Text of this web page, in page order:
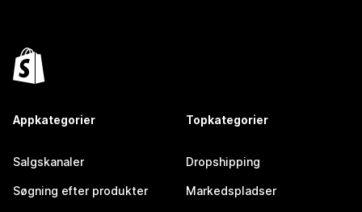
Appkategorier
Salgskanaler
Søgning efter produkter
Topkategorier
Dropshipping
Markedspladser